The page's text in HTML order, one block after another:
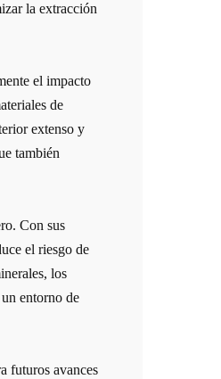
la extracción
el impacto
de
extenso y
también
Con sus
el riesgo de
los
entorno de
futuros avances